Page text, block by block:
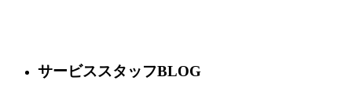
サービススタッフBLOG